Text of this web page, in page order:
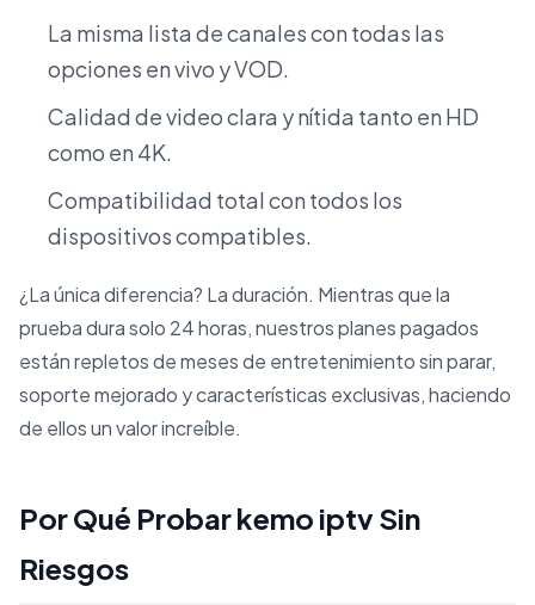
La misma lista de canales con todas las
opciones en vivo y VOD.
Calidad de video clara y nítida tanto en HD
como en 4K.
Compatibilidad total con todos los
dispositivos compatibles.
¿La única diferencia? La duración. Mientras que la
prueba dura solo 24 horas, nuestros planes pagados
están repletos de meses de entretenimiento sin parar,
soporte mejorado y características exclusivas, haciendo
de ellos un valor increíble.
Por Qué Probar kemo iptv Sin
Riesgos